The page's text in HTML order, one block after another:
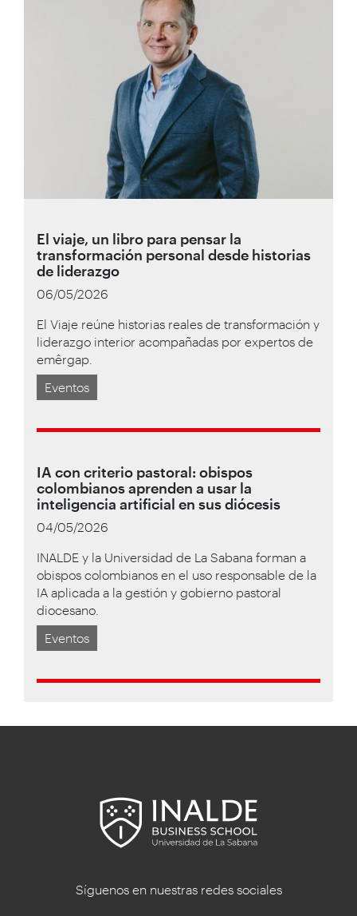
El viaje, un libro para pensar la
transformación personal desde historias
de liderazgo
06/05/2026
El Viaje reúne historias reales de transformación y
liderazgo interior acompañadas por expertos de
emêrgap.
Eventos
IA con criterio pastoral: obispos
colombianos aprenden a usar la
inteligencia artificial en sus diócesis
04/05/2026
INALDE y la Universidad de La Sabana forman a
obispos colombianos en el uso responsable de la
IA aplicada a la gestión y gobierno pastoral
diocesano.
Eventos
Síguenos en nuestras redes sociales